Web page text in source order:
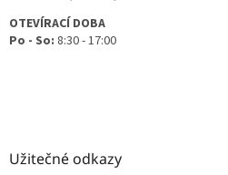
OTEVÍRACÍ DOBA
Po - So: 8:30 - 17:00
Užitečné odkazy